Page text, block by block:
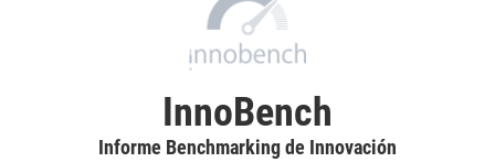
InnoBench
Informe Benchmarking de Innovación